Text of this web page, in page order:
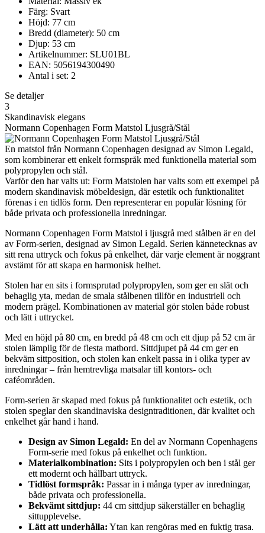
Färg: Svart
Höjd: 77 cm
Bredd (diameter): 50 cm
Djup: 53 cm
Artikelnummer: SLU01BL
EAN: 5056194300490
Antal i set: 2
Se detaljer
3
Skandinavisk elegans
Normann Copenhagen Form Matstol Ljusgrå/Stål
En matstol från Normann Copenhagen designad av Simon Legald,
som kombinerar ett enkelt formspråk med funktionella material som
polypropylen och stål.
Varför den har valts ut: Form Matstolen har valts som ett exempel på
modern skandinavisk möbeldesign, där estetik och funktionalitet
förenas i en tidlös form. Den representerar en populär lösning för
både privata och professionella inredningar.
Normann Copenhagen Form Matstol i ljusgrå med stålben är en del
av Form-serien, designad av Simon Legald. Serien kännetecknas av
sitt rena uttryck och fokus på enkelhet, där varje element är noggrant
avstämt för att skapa en harmonisk helhet.
Stolen har en sits i formsprutad polypropylen, som ger en slät och
behaglig yta, medan de smala stålbenen tillför en industriell och
modern prägel. Kombinationen av material gör stolen både robust
och lätt i uttrycket.
Med en höjd på 80 cm, en bredd på 48 cm och ett djup på 52 cm är
stolen lämplig för de flesta matbord. Sittdjupet på 44 cm ger en
bekväm sittposition, och stolen kan enkelt passa in i olika typer av
inredningar – från hemtrevliga matsalar till kontors- och
caféområden.
Form-serien är skapad med fokus på funktionalitet och estetik, och
stolen speglar den skandinaviska designtraditionen, där kvalitet och
enkelhet går hand i hand.
Design av Simon Legald: En del av Normann Copenhagens
Form-serie med fokus på enkelhet och funktion.
Materialkombination: Sits i polypropylen och ben i stål ger
ett modernt och hållbart uttryck.
Tidlöst formspråk: Passar in i många typer av inredningar,
både privata och professionella.
Bekvämt sittdjup: 44 cm sittdjup säkerställer en behaglig
sittupplevelse.
Lätt att underhålla: Ytan kan rengöras med en fuktig trasa.